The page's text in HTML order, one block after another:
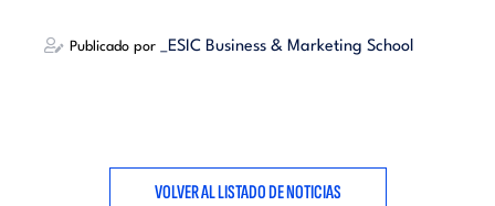
Publicado por _ESIC Business & Marketing School
VOLVER AL LISTADO DE NOTICIAS